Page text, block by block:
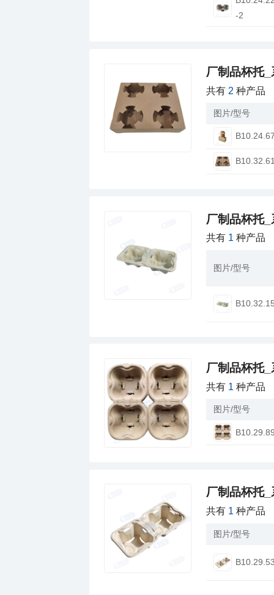
-2
厂制品杯托
共有 2 种产品
图片/型号
厂制品杯托
共有 1 种产品
图片/型号
厂制品杯托
共有 1 种产品
图片/型号
厂制品杯托
共有 1 种产品
图片/型号